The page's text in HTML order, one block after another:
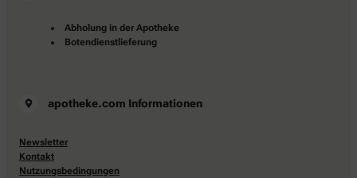
Abholung in der Apotheke
Botendienstlieferung
apotheke.com Informationen
Newsletter
Kontakt
Nutzungsbedingungen